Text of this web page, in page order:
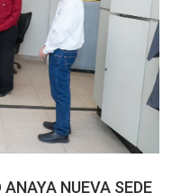
NUEVA SEDE